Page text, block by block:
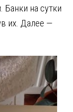
на сутки
их. Далее —